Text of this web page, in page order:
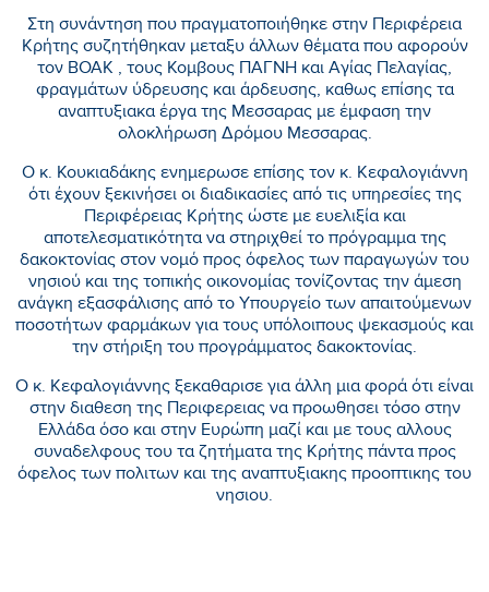
Στη συνάντηση που πραγματοποιήθηκε στην Περιφέρεια
Κρήτης συζητήθηκαν μεταξυ άλλων θέματα που αφορούν
τον ΒΟΑΚ , τους Κομβους ΠΑΓΝΗ και Αγίας Πελαγίας,
φραγμάτων ύδρευσης και άρδευσης, καθως επίσης τα
αναπτυξιακα έργα της Μεσσαρας με έμφαση την
ολοκλήρωση Δρόμου Μεσσαρας.
Ο κ. Κουκιαδάκης ενημερωσε επίσης τον κ. Κεφαλογιάννη
ότι έχουν ξεκινήσει οι διαδικασίες από τις υπηρεσίες της
Περιφέρειας Κρήτης ώστε με ευελιξία και
αποτελεσματικότητα να στηριχθεί το πρόγραμμα της
δακοκτονίας στον νομό προς όφελος των παραγωγών του
νησιού και της τοπικής οικονομίας τονίζοντας την άμεση
ανάγκη εξασφάλισης από το Υπουργείο των απαιτούμενων
ποσοτήτων φαρμάκων για τους υπόλοιπους ψεκασμούς και
την στήριξη του προγράμματος δακοκτονίας.
Ο κ. Κεφαλογιάννης ξεκαθαρισε για άλλη μια φορά ότι είναι
στην διαθεση της Περιφερειας να προωθησει τόσο στην
Ελλάδα όσο και στην Ευρώπη μαζί και με τους αλλους
συναδελφους του τα ζητήματα της Κρήτης πάντα προς
όφελος των πολιτων και της αναπτυξιακης προοπτικης του
νησιου.